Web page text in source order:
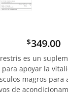
$349.00
es un
apoyar la
magros para
de